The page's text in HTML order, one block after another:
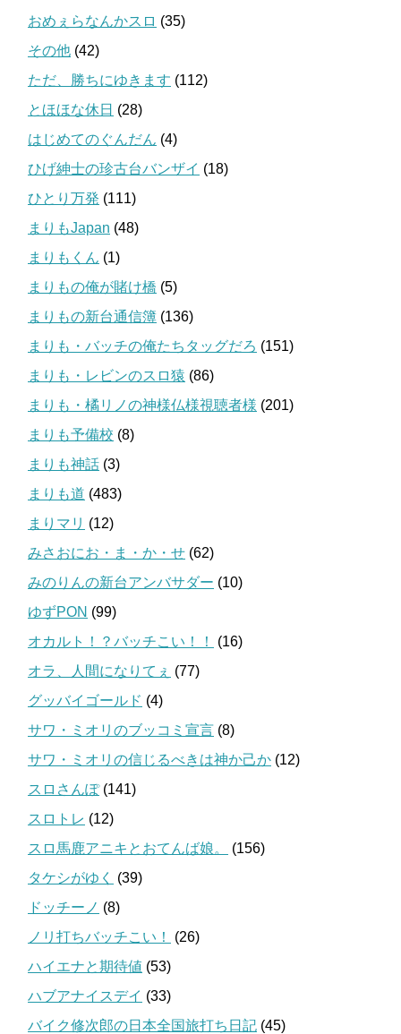
おめぇらなんかスロ (35)
その他 (42)
ただ、勝ちにゆきます (112)
とほほな休日 (28)
はじめてのぐんだん (4)
ひげ紳士の珍古台バンザイ (18)
ひとり万発 (111)
まりもJapan (48)
まりもくん (1)
まりもの俺が賭け橋 (5)
まりもの新台通信簿 (136)
まりも・バッチの俺たちタッグだろ (151)
まりも・レビンのスロ猿 (86)
まりも・橘リノの神様仏様視聴者様 (201)
まりも予備校 (8)
まりも神話 (3)
まりも道 (483)
まりマリ (12)
みさおにお・ま・か・せ (62)
みのりんの新台アンバサダー (10)
ゆずPON (99)
オカルト！？バッチこい！！
(16)
オラ、人間になりてぇ (77)
グッバイゴールド (4)
サワ・ミオリのブッコミ宣言 (8)
サワ・ミオリの信じるべきは神か己か (12)
スロさんぽ(141)
スロトレ (12)
スロ馬鹿アニキとおてんば娘。
(156)
タケシがゆく
(39)
ドッチーノ (8)
ノリ打ちバッチこい！
(26)
ハイエナと期待値 (53)
ハブアナイスデイ (33)
バイク修次郎の日本全国旅打ち日記 (45)